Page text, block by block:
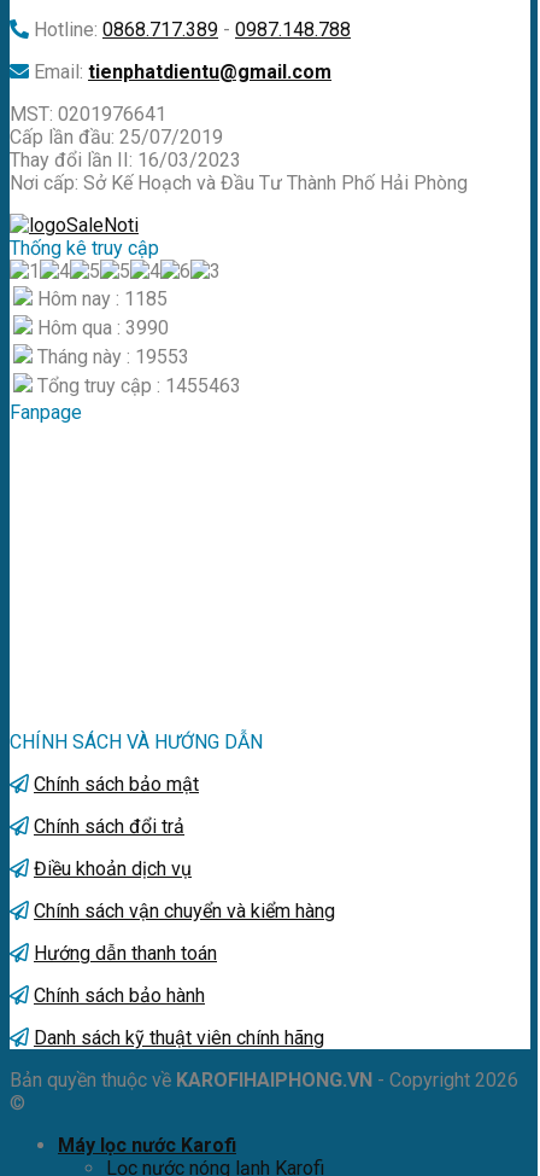
Hotline: 0868.717.389 - 0987.148.788
Email: tienphatdientu@gmail.com
MST: 0201976641
Cấp lần đầu: 25/07/2019
Thay đổi lần II: 16/03/2023
Nơi cấp: Sở Kế Hoạch và Đầu Tư Thành Phố Hải Phòng
Thống kê truy cập
Hôm nay : 1185
Hôm qua : 3990
Tháng này : 19553
Tổng truy cập : 1455463
Fanpage
CHÍNH SÁCH VÀ HƯỚNG DẪN
Chính sách bảo mật
Chính sách đổi trả
Điều khoản dịch vụ
Chính sách vận chuyển và kiểm hàng
Hướng dẫn thanh toán
Chính sách bảo hành
Danh sách kỹ thuật viên chính hãng
Bản quyền thuộc về KAROFIHAIPHONG.VN - Copyright 2026
©
Máy lọc nước Karofi
Lọc nước nóng lạnh Karofi